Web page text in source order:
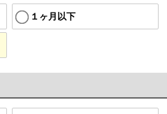
１ヶ月以下